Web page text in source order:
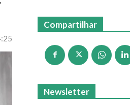
Compartilhar
Newsletter